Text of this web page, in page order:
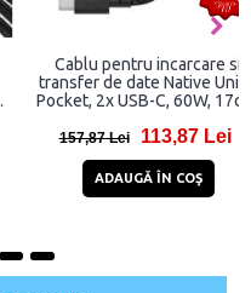
Cablu pentru incarcare si
transfer de date Native Union
Pocket, 2x USB-C, 60W, 17cm,
157,87 Lei 113,87 Lei
ADAUGĂ ÎN COŞ